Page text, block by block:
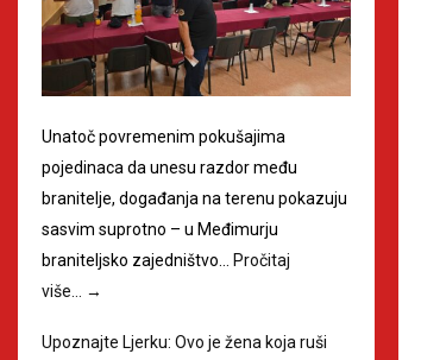
Unatoč povremenim pokušajima
pojedinaca da unesu razdor među
branitelje, događanja na terenu pokazuju
sasvim suprotno – u Međimurju
braniteljsko zajedništvo…
Pročitaj
više…
→
Upoznajte Ljerku: Ovo je žena koja ruši